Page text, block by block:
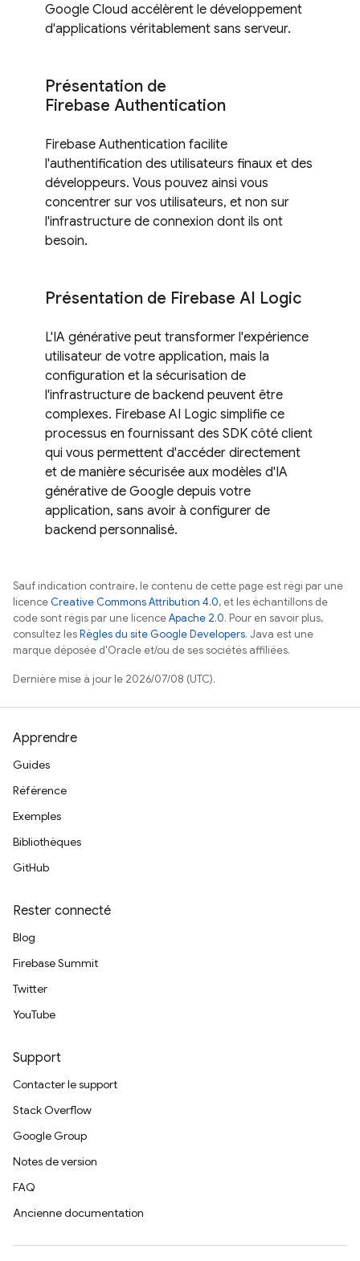
Google Cloud accélèrent le développement
d'applications véritablement sans serveur.
Présentation de
Firebase Authentication
Firebase Authentication facilite
l'authentification des utilisateurs finaux et des
développeurs. Vous pouvez ainsi vous
concentrer sur vos utilisateurs, et non sur
l'infrastructure de connexion dont ils ont
besoin.
Présentation de Firebase AI Logic
L'IA générative peut transformer l'expérience
utilisateur de votre application, mais la
configuration et la sécurisation de
l'infrastructure de backend peuvent être
complexes. Firebase AI Logic simplifie ce
processus en fournissant des SDK côté client
qui vous permettent d'accéder directement
et de manière sécurisée aux modèles d'IA
générative de Google depuis votre
application, sans avoir à configurer de
backend personnalisé.
Sauf indication contraire, le contenu de cette page est régi par une
licenceCreative Commons Attribution 4.0, et les échantillons de
code sont régis par une licenceApache 2.0. Pour en savoir plus,
consultez lesRègles du site Google Developers. Java est une
marque déposée d'Oracle et/ou de ses sociétés affiliées.
Dernière mise à jour le 2026/07/08 (UTC).
Apprendre
Guides
Référence
Exemples
Bibliothèques
GitHub
Rester connecté
Blog
Firebase Summit
Twitter
YouTube
Support
Contacter le support
Stack Overflow
Google Group
Notes de version
FAQ
Ancienne documentation